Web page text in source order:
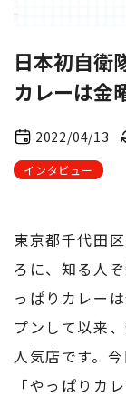
日本初自衛
カレーは金
2022/04/13
インタビュー
東京都千代田
ろに、知る人
っぱりカレー
プンして以来
人気店です。
「やっぱりカ